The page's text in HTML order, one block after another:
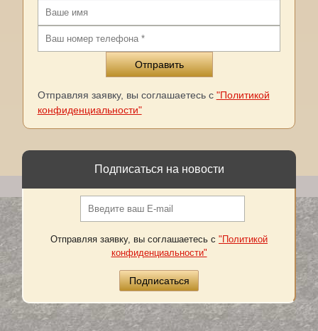
Отправляя заявку, вы соглашаетесь с "Политикой
конфиденциальности"
Подписаться на новости
Отправляя заявку, вы соглашаетесь с "Политикой
конфиденциальности"